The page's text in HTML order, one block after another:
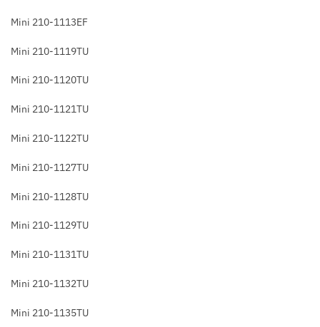
Mini 210-1113EF
Mini 210-1119TU
Mini 210-1120TU
Mini 210-1121TU
Mini 210-1122TU
Mini 210-1127TU
Mini 210-1128TU
Mini 210-1129TU
Mini 210-1131TU
Mini 210-1132TU
Mini 210-1135TU